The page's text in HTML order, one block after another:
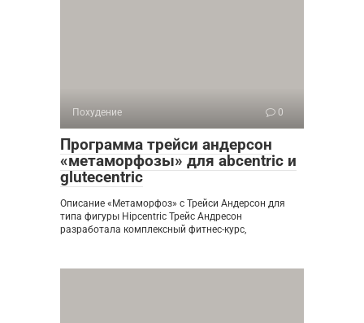
Похудение 0
Программа трейси андерсон
«метаморфозы» для abcentric и
glutecentric
Описание «Метаморфоз» с Трейси Андерсон для
типа фигуры Hipcentric Трейс Андресон
разработала комплексный фитнес-курс,